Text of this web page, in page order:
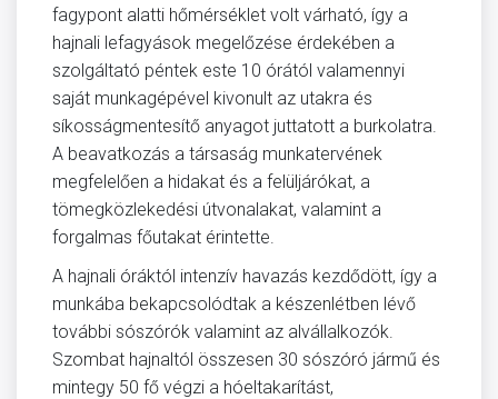
fagypont alatti hőmérséklet volt várható, így a
hajnali lefagyások megelőzése érdekében a
szolgáltató péntek este 10 órától valamennyi
saját munkagépével kivonult az utakra és
síkosságmentesítő anyagot juttatott a burkolatra.
A beavatkozás a társaság munkatervének
megfelelően a hidakat és a felüljárókat, a
tömegközlekedési útvonalakat, valamint a
forgalmas főutakat érintette.
A hajnali óráktól intenzív havazás kezdődött, így a
munkába bekapcsolódtak a készenlétben lévő
további sószórók valamint az alvállalkozók.
Szombat hajnaltól összesen 30 sószóró jármű és
mintegy 50 fő végzi a hóeltakarítást,